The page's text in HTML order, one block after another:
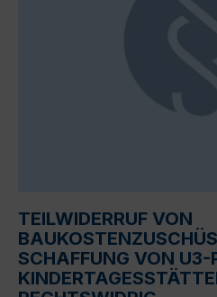
TEILWIDERRUF VON
SCHAFFUNG VON U3-